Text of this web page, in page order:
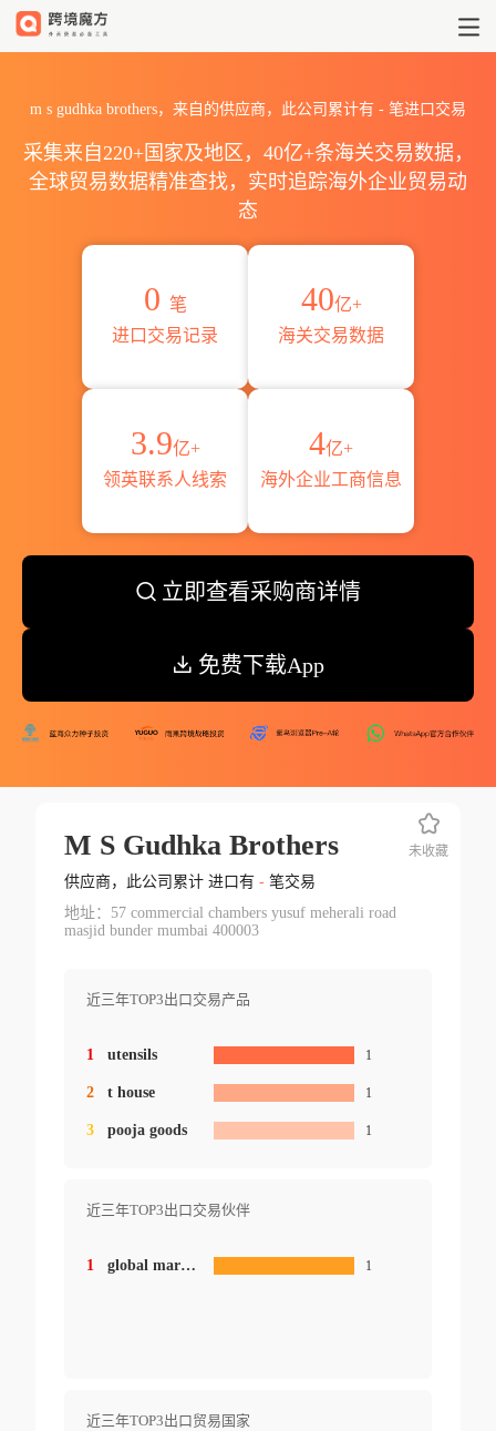
m s gudhka brothers，来自的供应商，此公司累计有 - 笔进口交易
采集来自220+国家及地区，40亿+条海关交易数据，
全球贸易数据精准查找，实时追踪海外企业贸易动
态
0 笔
进口交易记录
40亿+
海关交易数据
3.9亿+
领英联系人线索
4亿+
海外企业工商信息
立即查看采购商详情
免费下载App
M S Gudhka Brothers
供应商，此公司累计 进口有 -笔交易
地址：57 commercial chambers yusuf meherali road
masjid bunder mumbai 400003
近三年TOP3出口交易产品
1 utensils 1
2 t house 1
3 pooja goods 1
近三年TOP3出口交易伙伴
1 global market international 1
近三年TOP3出口贸易国家
未收藏